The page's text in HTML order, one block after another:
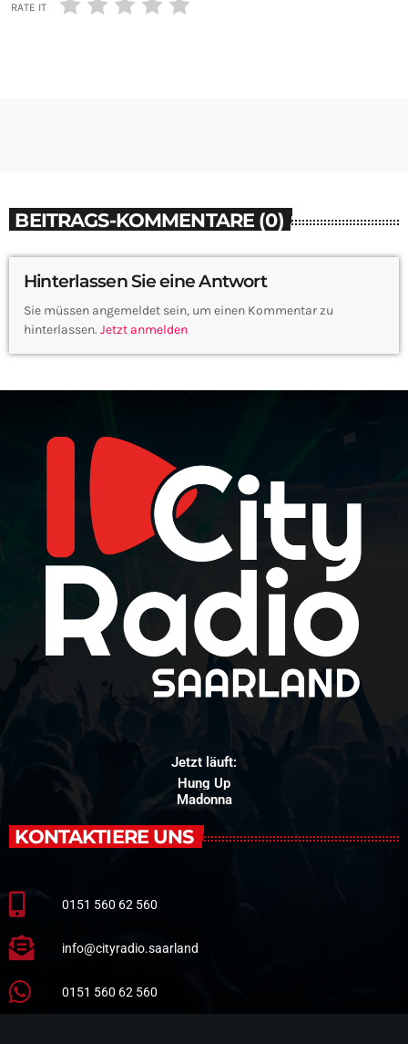
RATE IT
BEITRAGS-KOMMENTARE (0)
Hinterlassen Sie eine Antwort
Sie müssen angemeldet sein, um einen Kommentar zu
hinterlassen. Jetzt anmelden
Jetzt läuft:
Hung Up
Madonna
KONTAKTIERE UNS
0151 560 62 560
info@cityradio.saarland
0151 560 62 560